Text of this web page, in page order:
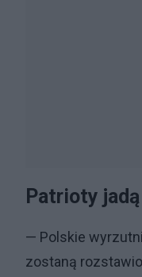
Patrioty
— Polskie
zostaną